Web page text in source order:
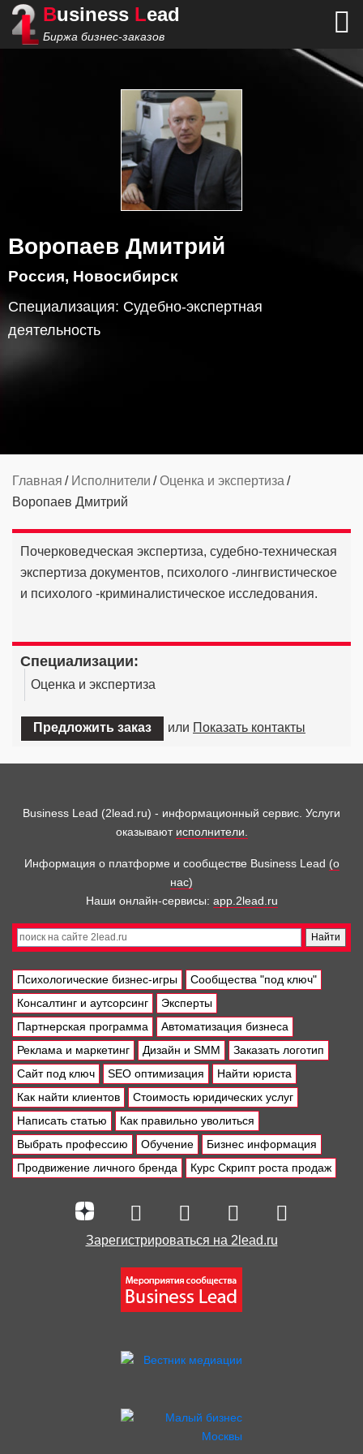
Business Lead
Биржа бизнес-заказов
Воропаев Дмитрий
Россия, Новосибирск
Специализация: Судебно-экспертная
деятельность
Главная Исполнители
Оценка и экспертиза
Воропаев Дмитрий
Почерковедческая экспертиза, судебно-техническая
экспертиза документов, психолого -лингвистическое
и психолого -криминалистическое исследования.
Cпециализации:
Оценка и экспертиза
Предложить заказ или Показать контакты
Business Lead (2lead.ru) - информационный сервис. Услуги
оказывают исполнители.
Информация о платформе и сообществе Business Lead (о
нас)
Наши онлайн-сервисы: app.2lead.ru
Психологические бизнес-игры
Сообщества "под ключ"
Консалтинг и аутсорсинг
Эксперты
Партнерская программа
Автоматизация бизнеса
Реклама и маркетинг
Дизайн и SMM
Заказать логотип
Сайт под ключ
SEO оптимизация
Найти юриста
Как найти клиентов
Стоимость юридических услуг
Написать статью
Как правильно уволиться
Выбрать профессию
Обучение
Бизнес информация
Продвижение личного бренда
Курс Скрипт роста продаж
Зарегистрироваться на 2lead.ru